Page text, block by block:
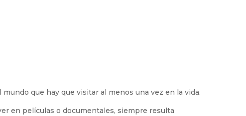
mundo que hay que visitar al menos una vez en la vida.
en películas o documentales, siempre resulta